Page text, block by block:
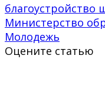
благоустройство
Министерство
Молодежь
Оцените статью